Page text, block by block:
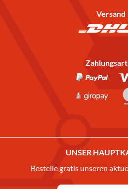
Versand
UNSER
Bestelle gratis unseren